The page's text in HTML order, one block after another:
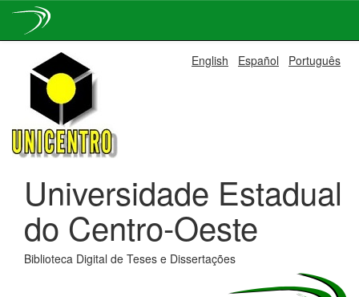
navigation
English Español Português
Universidade Estadual
do Centro-Oeste
Biblioteca Digital de Teses e Dissertações